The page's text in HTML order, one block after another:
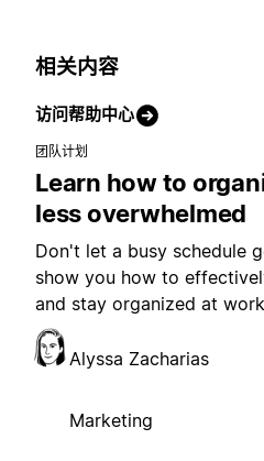
相关内容
访问帮助中心
团队计划
Learn how to
less overwhelmed
Don't let a busy schedule
show you how to
and stay organized at
Alyssa Zacharias
Marketing